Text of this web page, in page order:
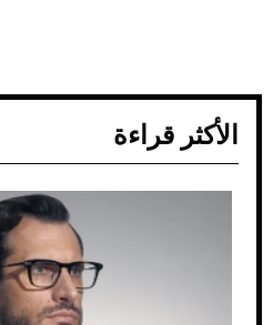
الأكثر قراءة